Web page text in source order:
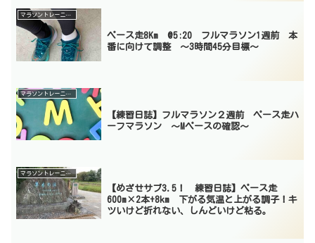
マラソントレーニング
ペース走8Km @5:20 フルマラソン1週前 本
番に向けて調整 〜3時間45分目標〜
マラソントレーニング
【練習日誌】フルマラソン２週前 ペース走ハ
ーフマラソン 〜Mペースの確認〜
マラソントレーニング
【めざせサブ3.5！ 練習日誌】ペース走
600m×2本+8km 下がる気温と上がる調子！キ
ツいけど折れない、しんどいけど粘る。